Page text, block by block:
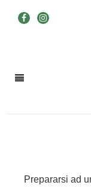
Prepararsi ad